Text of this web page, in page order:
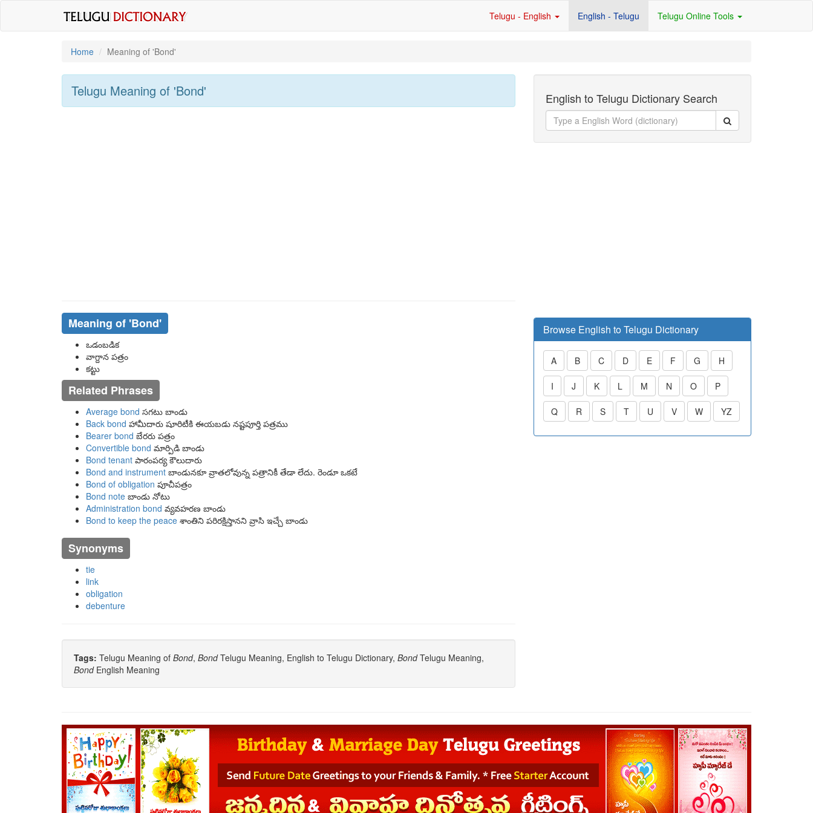
Telugu - English English - Telugu Telugu Online Tools
Home Meaning of 'bond'
Telugu Meaning of 'bond'
Meaning of 'bond'
ఒడంబడిక
వాగ్దాన పత్రం
కట్టు
Related Phrases
Average bond సగటు బాండు
Back bond హామీదారు షూరిటీకి ఈయబడు నష్టపూర్తి పత్రము
Bearer bond బేరరు పత్రం
Convertible bond మార్పిడి బాండు
Bond tenant పారంపర్య కౌలుదారు
Bond and instrument బాండునకూ వ్రాతలోవున్న పత్రానికీ తేడా లేదు. రెండూ ఒకటే
Bond of obligation పూచీపత్రం
Bond note బాండు నోటు
Administration bond వ్యవహరణ బాండు
Bond to keep the peace శాంతిని పరిరక్షిస్తానని వ్రాసి ఇచ్చే బాండు
Synonyms
tie
link
obligation
debenture
Tags: Telugu Meaning of Bond, BondTelugu Meaning, English to Telugu Dictionary, BondTelugu Meaning,
BondEnglish Meaning
English to Telugu Dictionary Search
Browse English to Telugu Dictionary
A B C D E F G H
I J K L M N O P
Q R S T U V W YZ